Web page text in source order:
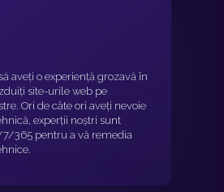
aveți o experiență grozavă în
site-urile web pe
Ori de câte ori aveți nevoie
experții noștri sunt
365 pentru a vă remedia